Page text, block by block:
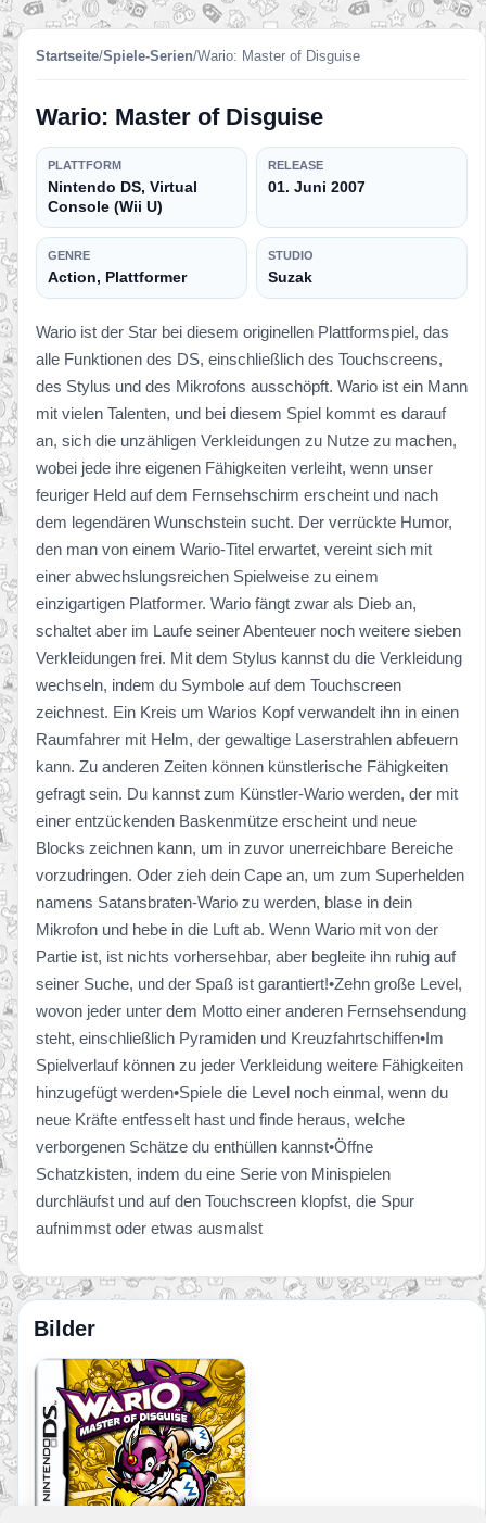
Startseite/Spiele-Serien/Wario: Master of Disguise
Wario: Master of Disguise
PLATTFORM
Nintendo DS, Virtual
Console (Wii U)
RELEASE
01. Juni 2007
GENRE
Action, Plattformer
STUDIO
Suzak
Wario ist der Star bei diesem originellen Plattformspiel, das
alle Funktionen des DS, einschließlich des Touchscreens,
des Stylus und des Mikrofons ausschöpft. Wario ist ein Mann
mit vielen Talenten, und bei diesem Spiel kommt es darauf
an, sich die unzähligen Verkleidungen zu Nutze zu machen,
wobei jede ihre eigenen Fähigkeiten verleiht, wenn unser
feuriger Held auf dem Fernsehschirm erscheint und nach
dem legendären Wunschstein sucht. Der verrückte Humor,
den man von einem Wario-Titel erwartet, vereint sich mit
einer abwechslungsreichen Spielweise zu einem
einzigartigen Platformer. Wario fängt zwar als Dieb an,
schaltet aber im Laufe seiner Abenteuer noch weitere sieben
Verkleidungen frei. Mit dem Stylus kannst du die Verkleidung
wechseln, indem du Symbole auf dem Touchscreen
zeichnest. Ein Kreis um Warios Kopf verwandelt ihn in einen
Raumfahrer mit Helm, der gewaltige Laserstrahlen abfeuern
kann. Zu anderen Zeiten können künstlerische Fähigkeiten
gefragt sein. Du kannst zum Künstler-Wario werden, der mit
einer entzückenden Baskenmütze erscheint und neue
Blocks zeichnen kann, um in zuvor unerreichbare Bereiche
vorzudringen. Oder zieh dein Cape an, um zum Superhelden
namens Satansbraten-Wario zu werden, blase in dein
Mikrofon und hebe in die Luft ab. Wenn Wario mit von der
Partie ist, ist nichts vorhersehbar, aber begleite ihn ruhig auf
seiner Suche, und der Spaß ist garantiert!•Zehn große Level,
wovon jeder unter dem Motto einer anderen Fernsehsendung
steht, einschließlich Pyramiden und Kreuzfahrtschiffen•Im
Spielverlauf können zu jeder Verkleidung weitere Fähigkeiten
hinzugefügt werden•Spiele die Level noch einmal, wenn du
neue Kräfte entfesselt hast und finde heraus, welche
verborgenen Schätze du enthüllen kannst•Öffne
Schatzkisten, indem du eine Serie von Minispielen
durchläufst und auf den Touchscreen klopfst, die Spur
aufnimmst oder etwas ausmalst
Bilder